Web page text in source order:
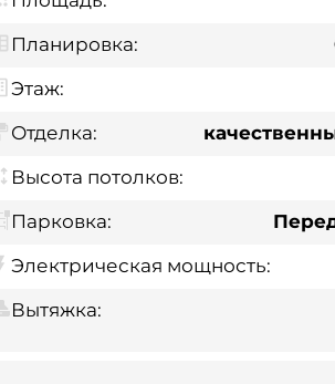
Планировка:
Этаж:
Отделка:
Высота потолков:
Парковка:
Электрическая мощность:
Вытяжка: